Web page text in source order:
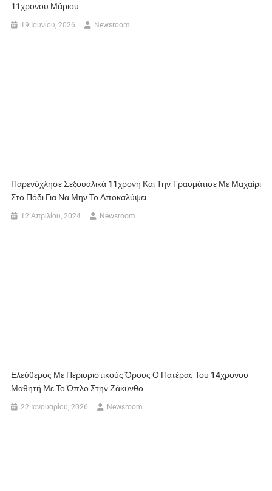
11χρονου Μάριου
19 Ιουνίου, 2026 Newsroom
Παρενόχλησε Σεξουαλικά 11χρονη Και Την Τραυμάτισε Με Μαχαίρι
Στο Πόδι Για Να Μην Το Αποκαλύψει
12 Απριλίου, 2024 Newsroom
Ελεύθερος Με Περιοριστικούς Όρους Ο Πατέρας Του 14χρονου
Μαθητή Με Το Όπλο Στην Ζάκυνθο
22 Ιανουαρίου, 2026 Newsroom